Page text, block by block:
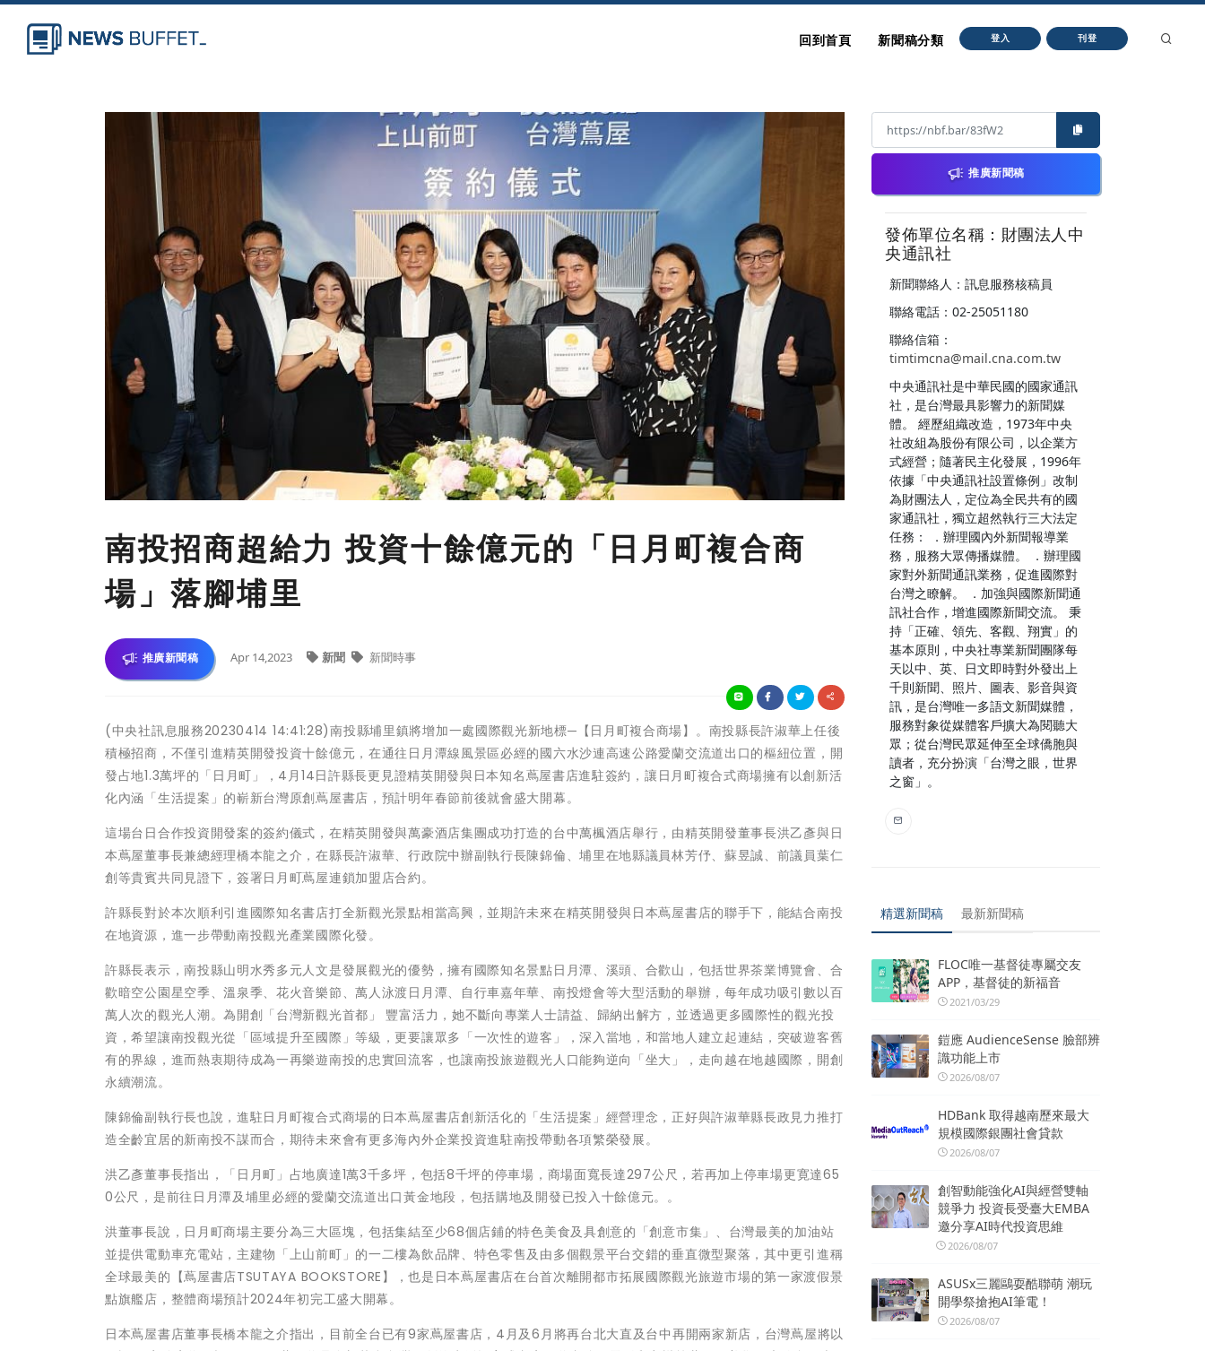
回到首頁 新聞稿分類 登入 刊登
南投招商超給力 投資十餘億元的「日月町複合商
場」落腳埔里
推廣新聞稿 Apr 14,2023 新聞 新聞時事
(中央社訊息服務20230414 14:41:28)南投縣埔里鎮將增加一處國際觀光新地標─【日月町複合商場】。南投縣長許淑華上任後
積極招商，不僅引進精英開發投資十餘億元，在通往日月潭線風景區必經的國六水沙連高速公路愛蘭交流道出口的樞紐位置，開
發占地1.3萬坪的「日月町」，4月14日許縣長更見證精英開發與日本知名蔦屋書店進駐簽約，讓日月町複合式商場擁有以創新活
化內涵「生活提案」的嶄新台灣原創蔦屋書店，預計明年春節前後就會盛大開幕。
這場台日合作投資開發案的簽約儀式，在精英開發與萬豪酒店集團成功打造的台中萬楓酒店舉行，由精英開發董事長洪乙彥與日
本蔦屋董事長兼總經理橋本龍之介，在縣長許淑華、行政院中辦副執行長陳錦倫、埔里在地縣議員林芳伃、蘇昱誠、前議員葉仁
創等貴賓共同見證下，簽署日月町蔦屋連鎖加盟店合約。
許縣長對於本次順利引進國際知名書店打全新觀光景點相當高興，並期許未來在精英開發與日本蔦屋書店的聯手下，能結合南投
在地資源，進一步帶動南投觀光產業國際化發。
許縣長表示，南投縣山明水秀多元人文是發展觀光的優勢，擁有國際知名景點日月潭、溪頭、合歡山，包括世界茶業博覽會、合
歡暗空公園星空季、溫泉季、花火音樂節、萬人泳渡日月潭、自行車嘉年華、南投燈會等大型活動的舉辦，每年成功吸引數以百
萬人次的觀光人潮。為開創「台灣新觀光首都」 豐富活力，她不斷向專業人士請益、歸納出解方，並透過更多國際性的觀光投
資，希望讓南投觀光從「區域提升至國際」等級，更要讓眾多「一次性的遊客」，深入當地，和當地人建立起連結，突破遊客舊
有的界線，進而熱衷期待成為一再樂遊南投的忠實回流客，也讓南投旅遊觀光人口能夠逆向「坐大」，走向越在地越國際，開創
永續潮流。
陳錦倫副執行長也說，進駐日月町複合式商場的日本蔦屋書店創新活化的「生活提案」經營理念，正好與許淑華縣長政見力推打
造全齡宜居的新南投不謀而合，期待未來會有更多海內外企業投資進駐南投帶動各項繁榮發展。
洪乙彥董事長指出，「日月町」占地廣達1萬3千多坪，包括8千坪的停車場，商場面寬長達297公尺，若再加上停車場更寛達65
0公尺，是前往日月潭及埔里必經的愛蘭交流道出口黃金地段，包括購地及開發已投入十餘億元。。
洪董事長說，日月町商場主要分為三大區塊，包括集結至少68個店鋪的特色美食及具創意的「創意市集」、台灣最美的加油站
並提供電動車充電站，主建物「上山前町」的一二樓為飲品牌、特色零售及由多個觀景平台交錯的垂直微型聚落，其中更引進稱
全球最美的【蔦屋書店TSUTAYA BOOKSTORE】，也是日本蔦屋書店在台首次離開都市拓展國際觀光旅遊市場的第一家渡假景
點旗艦店，整體商場預計2024年初完工盛大開幕。
日本蔦屋書店董事長橋本龍之介指出，目前全台已有9家蔦屋書店，4月及6月將再台北大直及台中再開兩家新店，台灣蔦屋將以
推廣新聞稿
發佈單位名稱：財團法人中
央通訊社
新聞聯絡人：訊息服務核稿員
聯絡電話：02-25051180
聯絡信箱：
timtimcna@mail.cna.com.tw
中央通訊社是中華民國的國家通訊
社，是台灣最具影響力的新聞媒
體。 經歷組織改造，1973年中央
社改組為股份有限公司，以企業方
式經營；隨著民主化發展，1996年
依據「中央通訊社設置條例」改制
為財團法人，定位為全民共有的國
家通訊社，獨立超然執行三大法定
任務： ．辦理國內外新聞報導業
務，服務大眾傳播媒體。 ．辦理國
家對外新聞通訊業務，促進國際對
台灣之瞭解。 ．加強與國際新聞通
訊社合作，增進國際新聞交流。 秉
持「正確、領先、客觀、翔實」的
基本原則，中央社專業新聞團隊每
天以中、英、日文即時對外發出上
千則新聞、照片、圖表、影音與資
訊，是台灣唯一多語文新聞媒體，
服務對象從媒體客戶擴大為閱聽大
眾；從台灣民眾延伸至全球僑胞與
讀者，充分扮演「台灣之眼，世界
之窗」。
精選新聞稿 最新新聞稿
FLOC唯一基督徒專屬交友
APP，基督徒的新福音
2021/03/29
鎧應 AudienceSense 臉部辨
識功能上市
2026/08/07
HDBank 取得越南歷來最大
規模國際銀團社會貸款
2026/08/07
創智動能強化AI與經營雙軸
競爭力 投資長受臺大EMBA
邀分享AI時代投資思維
2026/08/07
ASUSx三麗鷗耍酷聯萌 潮玩
開學祭搶抱AI筆電！
2026/08/07